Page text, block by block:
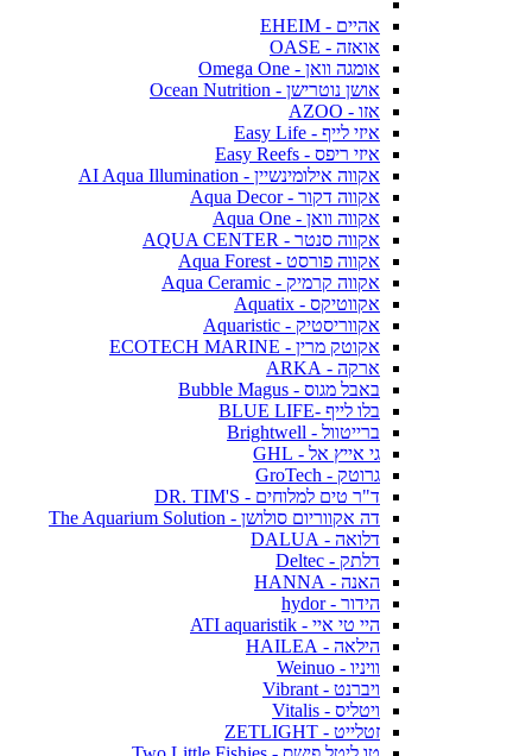
אהיים - EHEIM
אואזה - OASE
אומגה וואן - Omega One
אושן נוטרישן - Ocean Nutrition
אזו - AZOO
איזי לייף - Easy Life
איזי ריפס - Easy Reefs
אקווה אילומינשיין - AI Aqua Illumination
אקווה דקור - Aqua Decor
אקווה וואן - Aqua One
אקווה סנטר - AQUA CENTER
אקווה פורסט - Aqua Forest
אקווה קרמיק - Aqua Ceramic
אקווטיקס - Aquatix
אקווריסטיק - Aquaristic
אקוטק מרין - ECOTECH MARINE
ארקה - ARKA
באבל מגוס - Bubble Magus
בלו לייף -BLUE LIFE
ברייטוול - Brightwell
גי אייץ אל - GHL
גרוטק - GroTech
ד"ר טים למלוחים - DR. TIM'S
דה אקווריום סולושן - The Aquarium Solution
דלואה - DALUA
דלתק - Deltec
האנה - HANNA
הידור - hydor
היי טי איי - ATI aquaristik
הילאה - HAILEA
וויניו - Weinuo
ויברנט - Vibrant
ויטליס - Vitalis
זטלייט - ZETLIGHT